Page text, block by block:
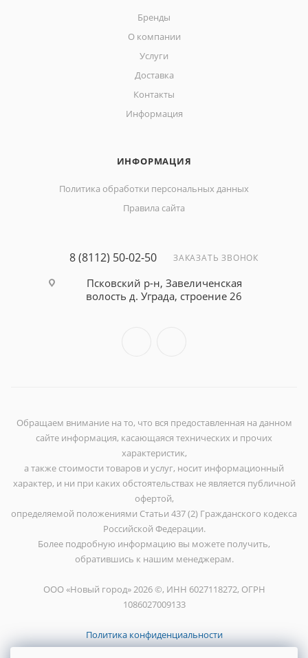
Бренды
О компании
Услуги
Доставка
Контакты
Информация
ИНФОРМАЦИЯ
Политика обработки персональных данных
Правила сайта
8 (8112) 50-02-50 ЗАКАЗАТЬ ЗВОНОК
Псковский р-н, Завеличенская
волость д. Уграда, строение 26
Обращаем внимание на то, что вся предоставленная на данном
сайте информация, касающаяся технических и прочих
характеристик,
а также стоимости товаров и услуг, носит информационный
характер, и ни при каких обстоятельствах не является публичной
офертой,
определяемой положениями Статьи 437 (2) Гражданского кодекса
Российской Федерации.
Более подробную информацию вы можете получить,
обратившись к нашим менеджерам.
ООО «Новый город» 2026 ©, ИНН 6027118272, ОГРН
1086027009133
Политика конфиденциальности